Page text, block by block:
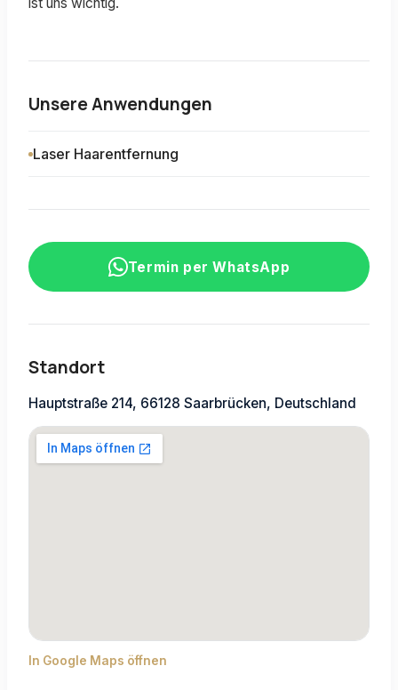
Unsere Anwendungen
Laser Haarentfernung
Termin per WhatsApp
Standort
Hauptstraße 214, 66128 Saarbrücken, Deutschland
In Google Maps öffnen